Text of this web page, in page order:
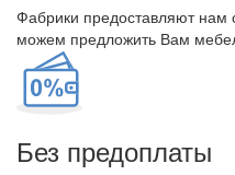
Фабрики предоставляют
можем предложить Вам
Без предоплаты